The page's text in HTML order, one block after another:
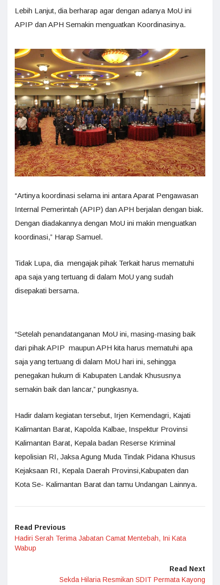
Lebih Lanjut, dia berharap agar dengan adanya MoU ini
APIP dan APH Semakin menguatkan Koordinasinya.
“Artinya koordinasi selama ini antara Aparat Pengawasan
Internal Pemerintah (APIP) dan APH berjalan dengan biak.
Dengan diadakannya dengan MoU ini makin menguatkan
koordinasi,” Harap Samuel.
Tidak Lupa, dia mengajak pihak Terkait harus mematuhi
apa saja yang tertuang di dalam MoU yang sudah
disepakati bersama.
“Setelah penandatanganan MoU ini, masing-masing baik
dari pihak APIP maupun APH kita harus mematuhi apa
saja yang tertuang di dalam MoU hari ini, sehingga
penegakan hukum di Kabupaten Landak Khususnya
semakin baik dan lancar,” pungkasnya.
Hadir dalam kegiatan tersebut, Irjen Kemendagri, Kajati
Kalimantan Barat, Kapolda Kalbae, Inspektur Provinsi
Kalimantan Barat, Kepala badan Reserse Kriminal
kepolisian RI, Jaksa Agung Muda Tindak Pidana Khusus
Kejaksaan RI, Kepala Daerah Provinsi,Kabupaten dan
Kota Se- Kalimantan Barat dan tamu Undangan Lainnya.
Read Previous
Hadiri Serah Terima Jabatan Camat Mentebah, Ini Kata
Wabup
Read Next
Sekda Hilaria Resmikan SDIT Permata Kayong